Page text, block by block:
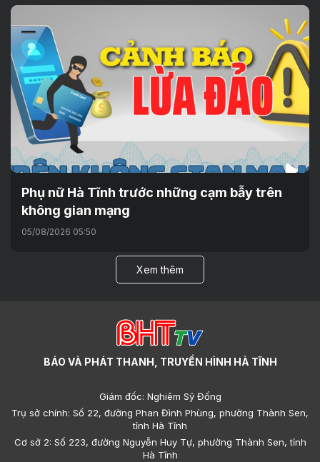
Phụ nữ Hà Tĩnh trước những cạm bẫy trên
không gian mạng
05/08/2026 05:50
Xem thêm
BÁO VÀ PHÁT THANH, TRUYỀN HÌNH HÀ TĨNH
Giám đốc: Nghiêm Sỹ Đống
Trụ sở chính: Số 22, đường Phan Đình Phùng, phường Thành Sen,
tỉnh Hà Tĩnh
Cơ sở 2: Số 223, đường Nguyễn Huy Tự, phường Thành Sen, tỉnh
Hà Tĩnh